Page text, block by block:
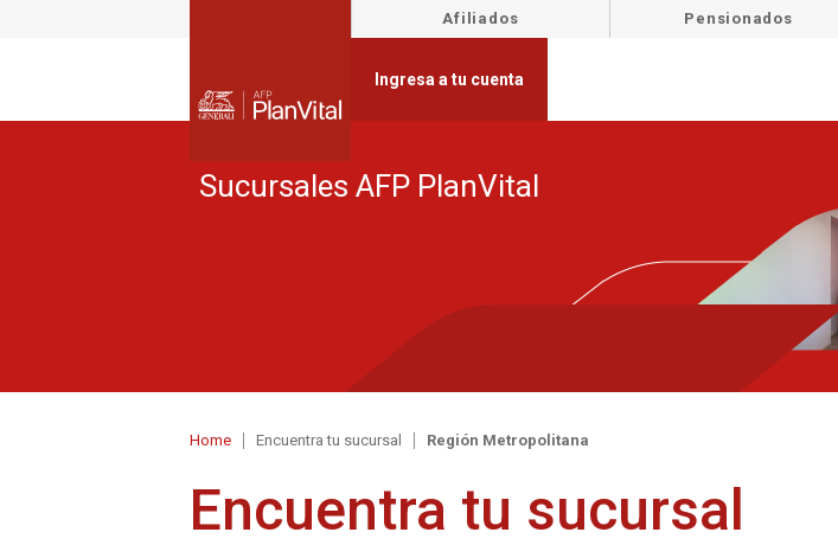
Afiliados Pensionados
Ingresa a tu cuenta
Sucursales AFP PlanVital
Home Encuentra tu sucursal Región Metropolitana
Encuentra tu sucursal